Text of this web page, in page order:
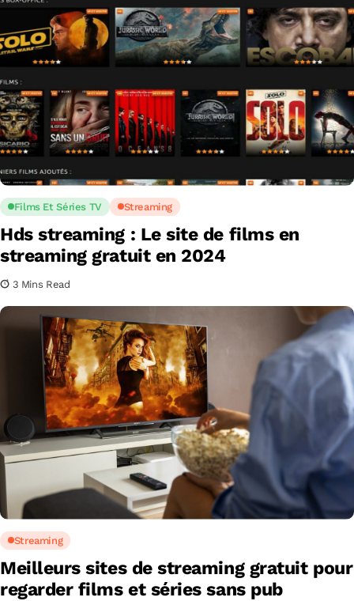
Films Et Séries TV Streaming
Hds streaming : Le site de films en
streaming gratuit en 2024
3 Mins Read
Streaming
Meilleurs sites de streaming gratuit pour
regarder films et séries sans pub